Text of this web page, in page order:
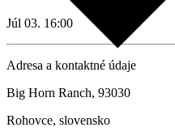
Júl 03. 16:00
Adresa a kontaktné údaje
Big Horn Ranch, 93030
Rohovce, slovensko